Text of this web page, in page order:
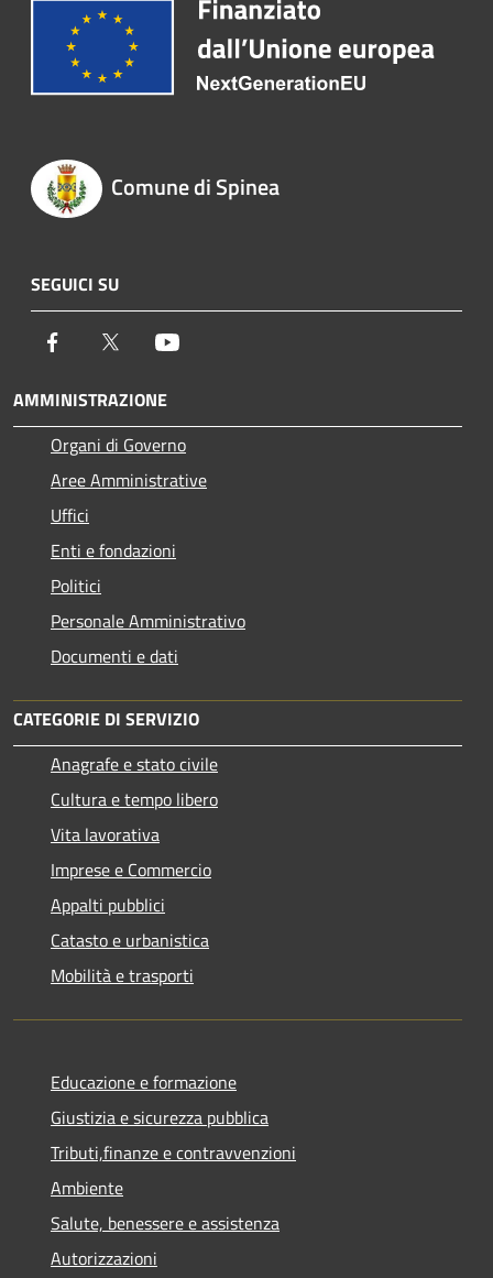
Comune di Spinea
SEGUICI SU
Facebook Twitter
AMMINISTRAZIONE
Organi di Governo
Aree Amministrative
Uffici
Enti e fondazioni
Politici
Personale Amministrativo
Documenti e dati
CATEGORIE DI SERVIZIO
Anagrafe e stato civile
Cultura e tempo libero
Vita lavorativa
Imprese e Commercio
Appalti pubblici
Catasto e urbanistica
Mobilità e trasporti
Educazione e formazione
Giustizia e sicurezza pubblica
Tributi,finanze e contravvenzioni
Ambiente
Salute, benessere e assistenza
Autorizzazioni